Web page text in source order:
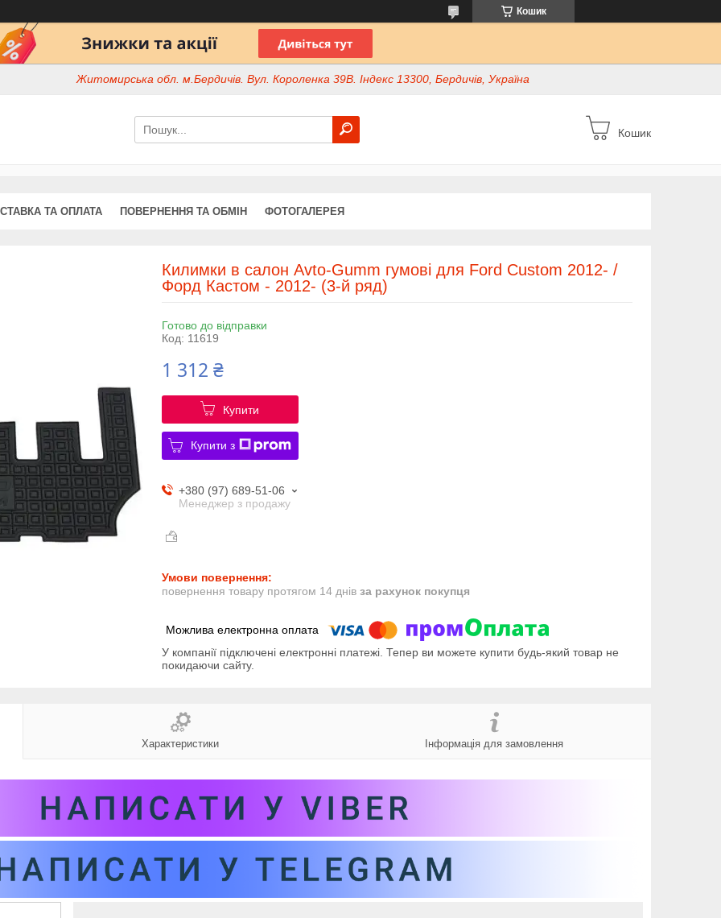
Кошик
Житомирська обл. м.Бердичів. Вул. Короленка 39В. Індекс 13300, Бердичів, Україна
Кошик
ТА ОПЛАТА ПОВЕРНЕННЯ ТА ОБМІН ФОТОГАЛЕРЕЯ
Килимки в салон Avto-Gumm гумові для Ford Custom 2012- /
Форд Кастом - 2012- (3-й ряд)
Готово до відправки
Код: 11619
1 312 ₴
Купити
Купити з
+380 (97) 689-51-06
Менеджер з продажу
повернення товару протягом 14 днів за рахунок покупця
У компанії підключені електронні платежі. Тепер ви можете купити будь-який товар не
покидаючи сайту.
Характеристики Інформація для замовлення